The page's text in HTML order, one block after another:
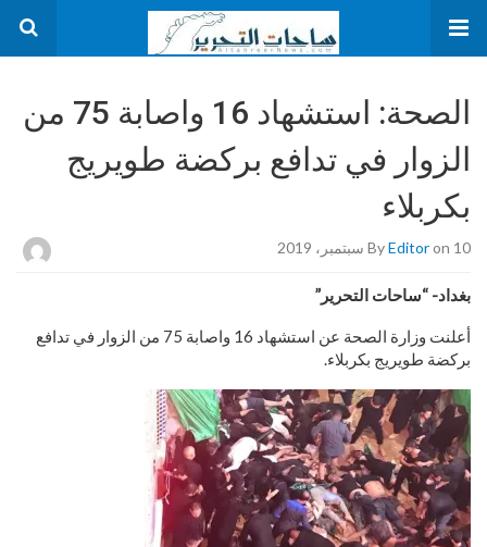
الصحة: استشهاد 16 واصابة 75 من
الزوار في تدافع بركضة طويريج
بكربلاء
ByEditoron 10 سبتمبر، 2019
بغداد- “ساحات التحرير”
أعلنت وزارة الصحة عن استشهاد 16 واصابة 75 من الزوار في تدافع
بركضة طويريج بكربلاء.